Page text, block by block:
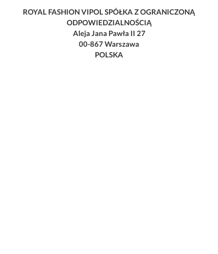
ROYAL FASHION VIPOL SPÓŁKA Z OGRANICZONĄ
ODPOWIEDZIALNOŚCIĄ
Aleja Jana Pawła II 27
00-867 Warszawa
POLSKA